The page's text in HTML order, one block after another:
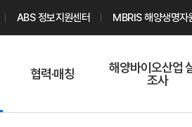
ABS 정보지원센터 MBRIS 해양생명자
협력·매칭
해양바이오산업
조사